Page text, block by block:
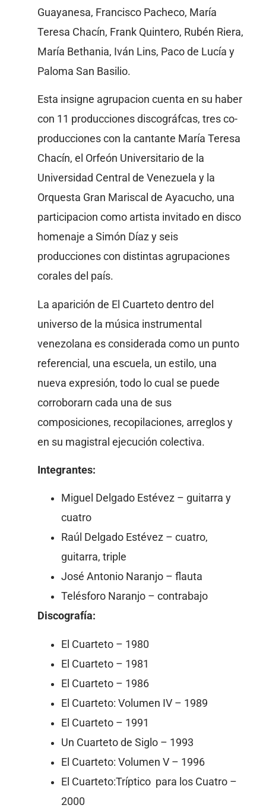
Guayanesa, Francisco Pacheco, María
Teresa Chacín, Frank Quintero, Rubén Riera,
María Bethania, Iván Lins, Paco de Lucía y
Paloma San Basilio.
Esta insigne agrupacion cuenta en su haber
con 11 producciones discográfcas, tres co-
producciones con la cantante María Teresa
Chacín, el Orfeón Universitario de la
Universidad Central de Venezuela y la
Orquesta Gran Mariscal de Ayacucho, una
participacion como artista invitado en disco
homenaje a Simón Díaz y seis
producciones con distintas agrupaciones
corales del país.
La aparición de El Cuarteto dentro del
universo de la música instrumental
venezolana es considerada como un punto
referencial, una escuela, un estilo, una
nueva expresión, todo lo cual se puede
corroborarn cada una de sus
composiciones, recopilaciones, arreglos y
en su magistral ejecución colectiva.
Integrantes:
Miguel Delgado Estévez – guitarra y
cuatro
Raúl Delgado Estévez – cuatro,
guitarra, triple
José Antonio Naranjo – flauta
Telésforo Naranjo – contrabajo
Discografía:
El Cuarteto – 1980
El Cuarteto – 1981
El Cuarteto – 1986
El Cuarteto: Volumen IV – 1989
El Cuarteto – 1991
Un Cuarteto de Siglo – 1993
El Cuarteto: Volumen V – 1996
El Cuarteto:Tríptico para los Cuatro –
2000